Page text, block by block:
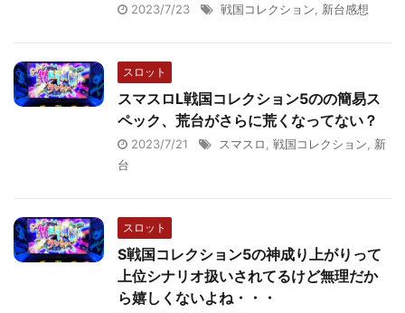
2023/7/23 戦国コレクション 新台感想
スロット
スマスロL戦国コレクション5のの簡易ス
ペック、荒台がさらに荒くなってない？
2023/7/21 スマスロ 戦国コレクション
新
台
スロット
S戦国コレクション5の神成り上がりって
上位シナリオ扱いされてるけど無理だか
ら嬉しくないよね・・・